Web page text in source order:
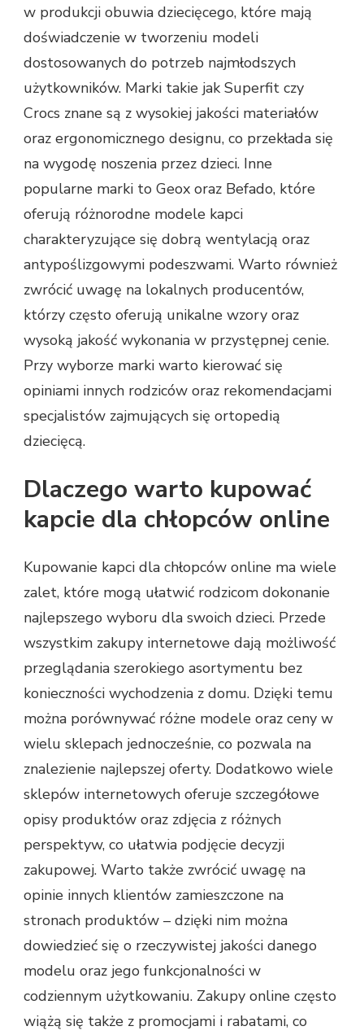
w produkcji obuwia dziecięcego, które mają
doświadczenie w tworzeniu modeli
dostosowanych do potrzeb najmłodszych
użytkowników. Marki takie jak Superfit czy
Crocs znane są z wysokiej jakości materiałów
oraz ergonomicznego designu, co przekłada się
na wygodę noszenia przez dzieci. Inne
popularne marki to Geox oraz Befado, które
oferują różnorodne modele kapci
charakteryzujące się dobrą wentylacją oraz
antypoślizgowymi podeszwami. Warto również
zwrócić uwagę na lokalnych producentów,
którzy często oferują unikalne wzory oraz
wysoką jakość wykonania w przystępnej cenie.
Przy wyborze marki warto kierować się
opiniami innych rodziców oraz rekomendacjami
specjalistów zajmujących się ortopedią
dziecięcą.
Dlaczego warto kupować
kapcie dla chłopców online
Kupowanie kapci dla chłopców online ma wiele
zalet, które mogą ułatwić rodzicom dokonanie
najlepszego wyboru dla swoich dzieci. Przede
wszystkim zakupy internetowe dają możliwość
przeglądania szerokiego asortymentu bez
konieczności wychodzenia z domu. Dzięki temu
można porównywać różne modele oraz ceny w
wielu sklepach jednocześnie, co pozwala na
znalezienie najlepszej oferty. Dodatkowo wiele
sklepów internetowych oferuje szczegółowe
opisy produktów oraz zdjęcia z różnych
perspektyw, co ułatwia podjęcie decyzji
zakupowej. Warto także zwrócić uwagę na
opinie innych klientów zamieszczone na
stronach produktów – dzięki nim można
dowiedzieć się o rzeczywistej jakości danego
modelu oraz jego funkcjonalności w
codziennym użytkowaniu. Zakupy online często
wiążą się także z promocjami i rabatami, co